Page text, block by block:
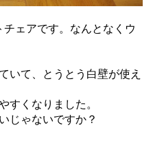
チェアです。なんとなくウ
いて、とうとう白壁が使え
すくなりました。
じゃないですか？